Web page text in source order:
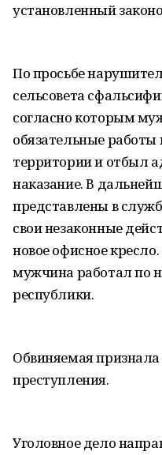
установленный
По просьбе
сельсовета
согласно которым
обязательные работы
территории и отбыл
наказание. В
представлены в
свои незаконные
новое офисное
мужчина работал по
республики.
Обвиняемая
преступления.
Уголовное дело